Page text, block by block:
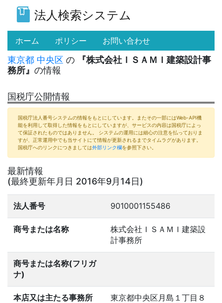
法人検索システム
ホーム (current)
ポリシー お問い合わせ
東京都 中央区 の
『株式会社ＩＳＡＭＩ建築設計事
務所』 の情報
国税庁公開情報
国税庁法人番号システムの情報をもとにしています。またその一部にはWeb-API機
能を利用して取得した情報をもとにしていますが、サービスの内容は国税庁によっ
て保証されたものではありません。 システムの運用には細心の注意を払っておりま
すが、正常運用中でも当サイトにて情報が更新されるまでタイムラグがあります。
国税庁へのリンクにつきましては外部リンク欄を参照下さい。
最新情報
(最終更新年月日 2016年9月14日)
法人番号 9010001155486
商号または名称
株式会社ＩＳＡＭＩ建築設
計事務所
商号または名称(フリガ
ナ)
本店又は主たる事務所
東京都中央区月島１丁目８